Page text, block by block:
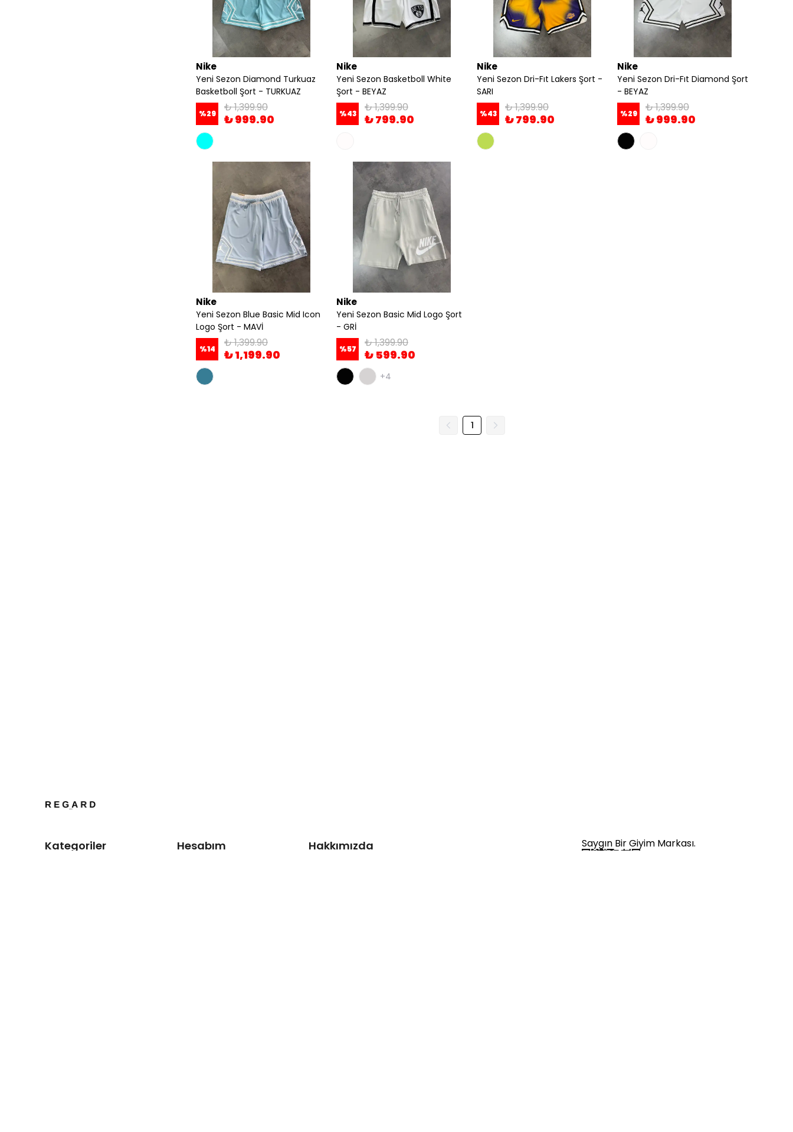
Nike
Yeni Sezon Diamond Turkuaz
Basketboll Şort - TURKUAZ
%29 ₺ 1,399.90
₺ 999.90
Nike
Yeni Sezon Basketboll White
Şort - BEYAZ
%43 ₺ 1,399.90
₺ 799.90
Nike
Yeni Sezon Dri-Fıt Lakers Şort -
SARI
%43 ₺ 1,399.90
₺ 799.90
Nike
Yeni Sezon Dri-Fıt Diamond Şort
- BEYAZ
%29 ₺ 1,399.90
₺ 999.90
Nike
Yeni Sezon Blue Basic Mid Icon
Logo Şort - MAVİ
%14 ₺ 1,399.90
₺ 1,199.90
Nike
Yeni Sezon Basic Mid Logo Şort
- GRİ
%57 ₺ 1,399.90
₺ 599.90
+4
1
Kategoriler Hesabım Hakkımızda Saygın Bir Giyim Markası.